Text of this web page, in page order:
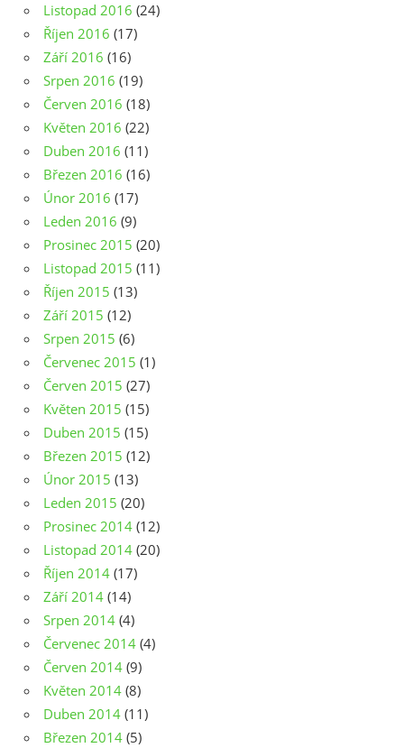
Listopad 2016 (24)
Říjen 2016 (17)
Září 2016 (16)
Srpen 2016 (19)
Červen 2016 (18)
Květen 2016 (22)
Duben 2016 (11)
Březen 2016 (16)
Únor 2016 (17)
Leden 2016 (9)
Prosinec 2015 (20)
Listopad 2015 (11)
Říjen 2015 (13)
Září 2015 (12)
Srpen 2015 (6)
Červenec 2015 (1)
Červen 2015 (27)
Květen 2015 (15)
Duben 2015 (15)
Březen 2015 (12)
Únor 2015 (13)
Leden 2015 (20)
Prosinec 2014 (12)
Listopad 2014 (20)
Říjen 2014 (17)
Září 2014 (14)
Srpen 2014 (4)
Červenec 2014 (4)
Červen 2014 (9)
Květen 2014 (8)
Duben 2014 (11)
Březen 2014 (5)